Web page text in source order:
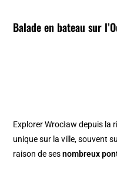
Balade en bateau sur
Explorer Wrocław depuis la
unique sur la ville, souvent
raison de sesnombreux